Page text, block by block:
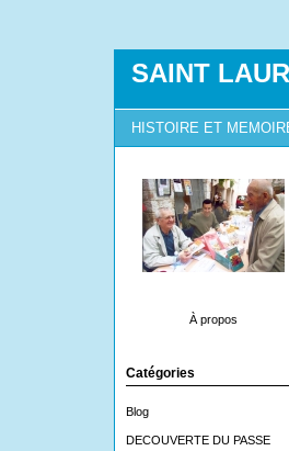
SAINT
HISTOIRE ET
À propos
Catégories
Blog
DECOUVERTE DU PASSE